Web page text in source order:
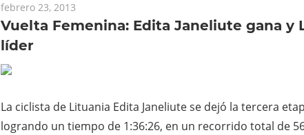
febrero 23, 2013
Vuelta Femenina: Edita Janeliute gana y
líder
La ciclista de Lituania Edita Janeliute se dejó la tercera
logrando un tiempo de 1:36:26, en un recorrido total de